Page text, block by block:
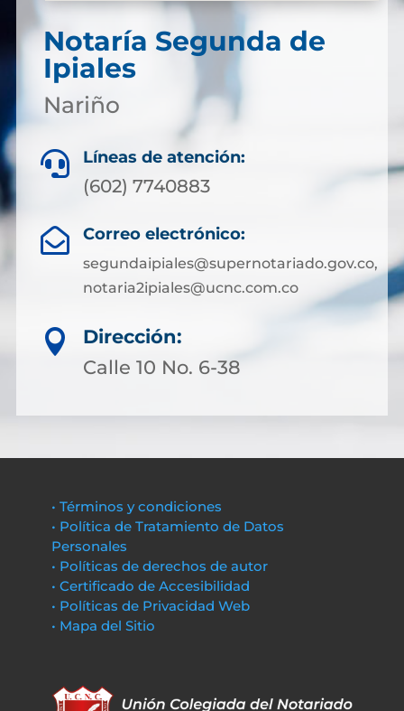
Notaría Segunda de
Ipiales
Nariño
 Líneas de atención:
(602) 7740883
 Correo electrónico:
segundaipiales@supernotariado.gov.co,
notaria2ipiales@ucnc.com.co

Dirección:
Calle 10 No. 6-38
• Términos y condiciones
• Política de Tratamiento de Datos
Personales
• Políticas de derechos de autor
• Certificado de Accesibilidad
• Políticas de Privacidad Web
• Mapa del Sitio